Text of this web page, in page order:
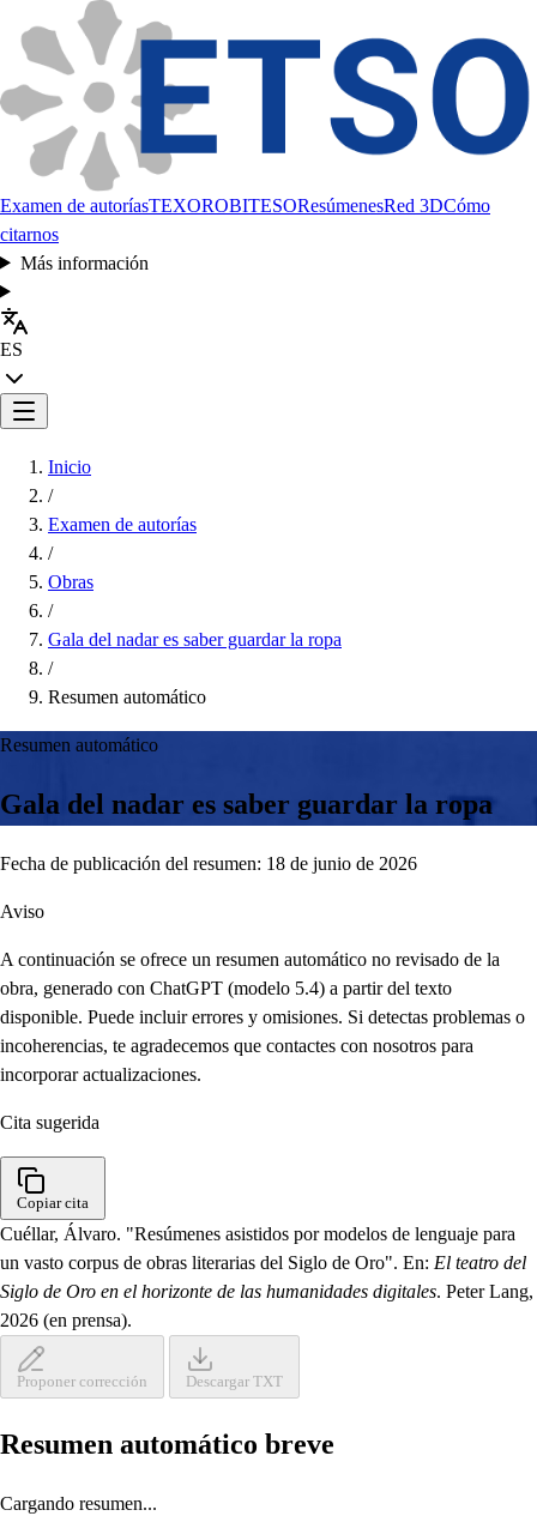
Examen de autoríasTEXOROBITESOResúmenesRed 3DCómo
citarnos
Más información
ES
Inicio
/
Examen de autorías
/
Obras
/
Gala del nadar es saber guardar la ropa
/
Resumen automático
Resumen automático
Gala del nadar es saber guardar la ropa
Fecha de publicación del resumen: 18 de junio de 2026
Aviso
A continuación se ofrece un resumen automático no revisado de la
obra, generado con ChatGPT (modelo 5.4) a partir del texto
disponible. Puede incluir errores y omisiones. Si detectas problemas o
incoherencias, te agradecemos que contactes con nosotros para
incorporar actualizaciones.
Cita sugerida
Copiar cita
Cuéllar, Álvaro. "Resúmenes asistidos por modelos de lenguaje para
un vasto corpus de obras literarias del Siglo de Oro". En: El teatro del
Siglo de Oro en el horizonte de las humanidades digitales. Peter Lang,
2026 (en prensa).
Proponer corrección Descargar TXT
Resumen automático breve
Cargando resumen...